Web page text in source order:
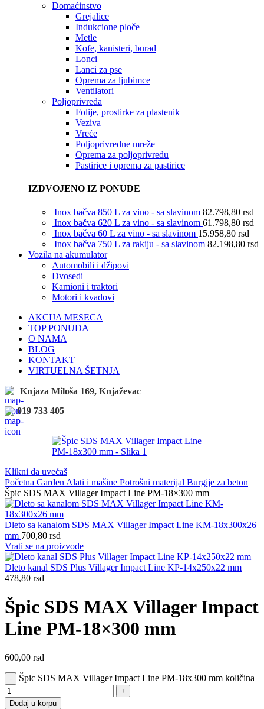
Domaćinstvo
Grejalice
Indukcione ploče
Metle
Kofe, kanisteri, burad
Lonci
Lanci za pse
Oprema za ljubimce
Ventilatori
Poljoprivreda
Folije, prostirke za plastenik
Veziva
Vreće
Poljoprivredne mreže
Oprema za poljoprivredu
Pastirice i oprema za pastirice
IZDVOJENO IZ PONUDE
Inox bačva 850 L za vino - sa slavinom 82.798,80 rsd
Inox bačva 620 L za vino - sa slavinom 61.798,80 rsd
Inox bačva 60 L za vino - sa slavinom 15.958,80 rsd
Inox bačva 750 L za rakiju - sa slavinom 82.198,80 rsd
Vozila na akumulator
Automobili i džipovi
Dvosedi
Kamioni i traktori
Motori i kvadovi
AKCIJA MESECA
TOP PONUDA
O NAMA
BLOG
KONTAKT
VIRTUELNA ŠETNJA
Knjaza Miloša 169, Knjaževac
019 733 405
Klikni da uvećaš
Početna Garden Alati i mašine Potrošni materijal Burgije za beton
Špic SDS MAX Villager Impact Line PM-18×300 mm
Dleto sa kanalom SDS MAX Villager Impact Line KM-18x300x26
mm 700,80 rsd
Vrati se na proizvode
Dleto kanal SDS Plus Villager Impact Line KP-14x250x22 mm
478,80 rsd
Špic SDS MAX Villager Impact
Line PM-18×300 mm
600,00 rsd
Špic SDS MAX Villager Impact Line PM-18x300 mm količina
Dodaj u korpu